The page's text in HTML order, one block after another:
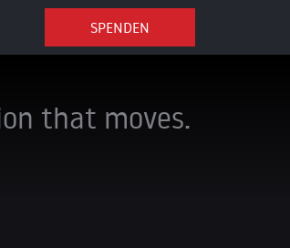
SPENDEN
that moves.